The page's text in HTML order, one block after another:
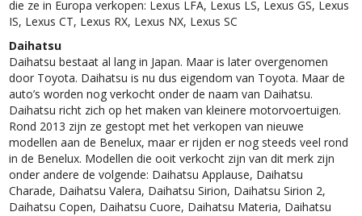
die ze in Europa verkopen: Lexus LFA, Lexus LS, Lexus GS, Lexus
IS, Lexus CT, Lexus RX, Lexus NX, Lexus SC
Daihatsu
Daihatsu bestaat al lang in Japan. Maar is later overgenomen
door Toyota. Daihatsu is nu dus eigendom van Toyota. Maar de
auto’s worden nog verkocht onder de naam van Daihatsu.
Daihatsu richt zich op het maken van kleinere motorvoertuigen.
Rond 2013 zijn ze gestopt met het verkopen van nieuwe
modellen aan de Benelux, maar er rijden er nog steeds veel rond
in de Benelux. Modellen die ooit verkocht zijn van dit merk zijn
onder andere de volgende: Daihatsu Applause, Daihatsu
Charade, Daihatsu Valera, Daihatsu Sirion, Daihatsu Sirion 2,
Daihatsu Copen, Daihatsu Cuore, Daihatsu Materia, Daihatsu